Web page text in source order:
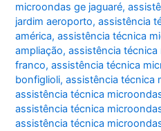
microondas ge jaguaré,
jardim aeroporto,assistência
américa,assistência técnica
ampliação,assistência técnica
franco,assistência técnica
bonfiglioli,assistência técnica
assistência técnica
assistência técnica
assistência técnica